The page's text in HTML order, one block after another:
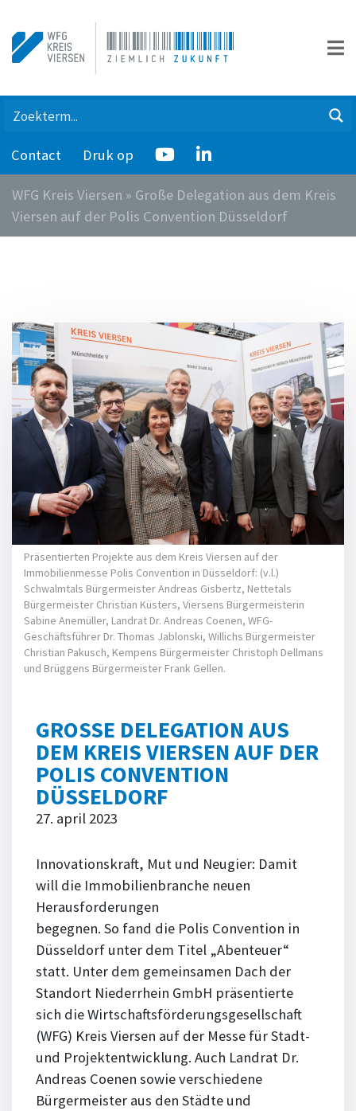
Contact Druk op
WFG Kreis Viersen » Große Delegation aus dem Kreis
Viersen auf der Polis Convention Düsseldorf
Präsentierten Projekte aus dem Kreis Viersen auf der
Immobilienmesse Polis Convention in Düsseldorf: (v.l.)
Schwalmtals Bürgermeister Andreas Gisbertz, Nettetals
Bürgermeister Christian Küsters, Viersens Bürgermeisterin
Sabine Anemüller, Landrat Dr. Andreas Coenen, WFG-
Geschäftsführer Dr. Thomas Jablonski, Willichs Bürgermeister
Christian Pakusch, Kempens Bürgermeister Christoph Dellmans
und Brüggens Bürgermeister Frank Gellen.
GROSSE DELEGATION AUS D
EM KREIS VIERSEN AUF DER P
OLIS CONVENTION D
ÜSSELDORF
27. april 2023
Innovationskraft, Mut und Neugier: Damit
will die Immobilienbranche neuen
Herausforderungen
begegnen. So fand die Polis Convention in
Düsseldorf unter dem Titel „Abenteuer“
statt. Unter dem gemeinsamen Dach der
Standort Niederrhein GmbH präsentierte
sich die Wirtschaftsförderungsgesellschaft
(WFG) Kreis Viersen auf der Messe für Stadt-
und Projektentwicklung. Auch Landrat Dr.
Andreas Coenen sowie verschiedene
Bürgermeister aus den Städte und